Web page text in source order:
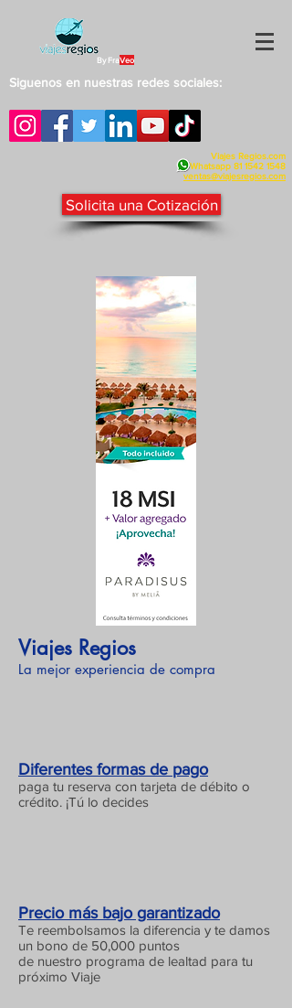
By FraVeo
Siguenos en nuestras redes sociales:
Viajes Regios.com
Whatsapp 81 1542 1548
ventas@viajesregios.com
Solicita una Cotización
Viajes Regios
La mejor experiencia de compra
Diferentes formas de pago
paga tu reserva con tarjeta de débito o
crédito. ¡Tú lo decides
Precio más bajo garantizado
Te reembolsamos la diferencia y te damos
un bono de 50,000 puntos
de nuestro programa de lealtad para tu
próximo Viaje